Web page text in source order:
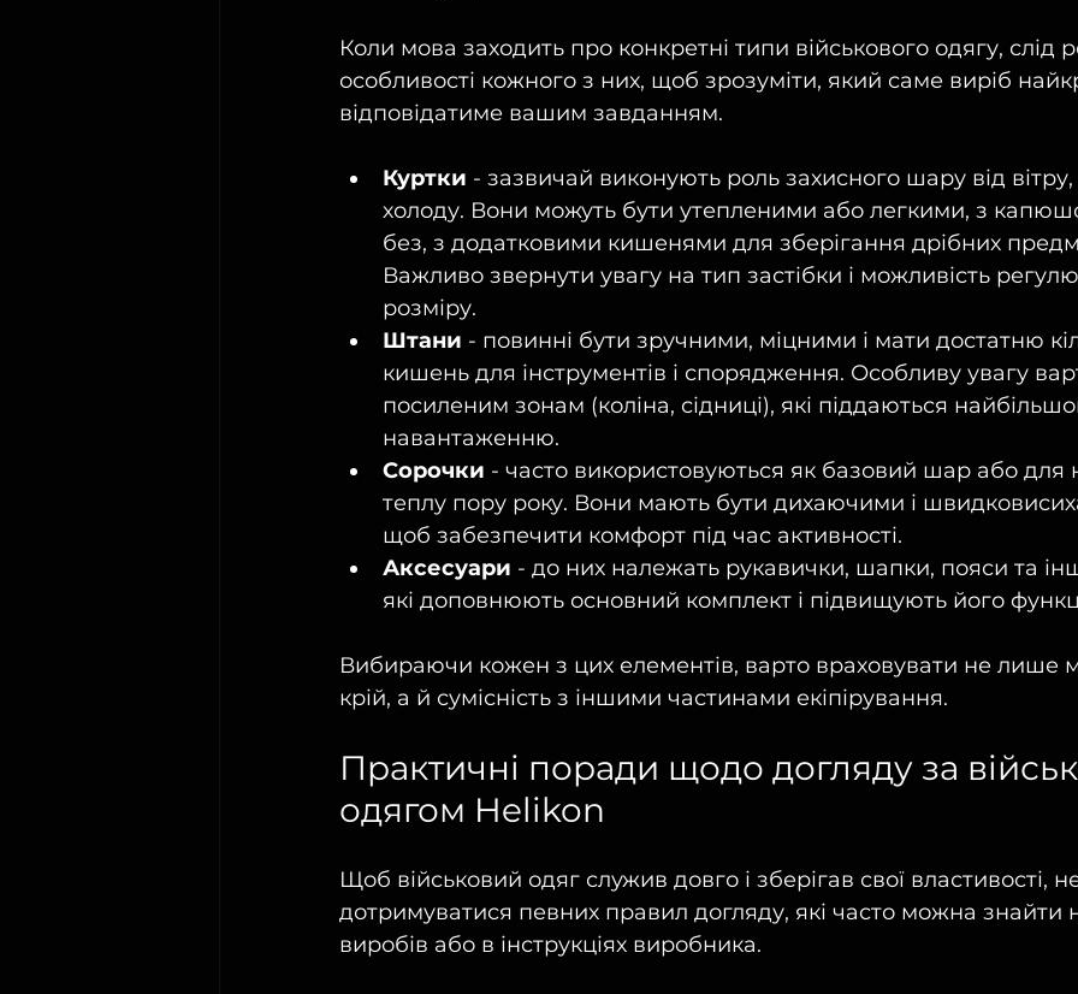
Коли мова заходить про конкретні типи військового одягу, слід
особливості кожного з них, щоб зрозуміти, який саме виріб
відповідатиме вашим завданням.
Куртки - зазвичай виконують роль захисного шару від
холоду. Вони можуть бути утепленими або легкими, з
без, з додатковими кишенями для зберігання дрібних
Важливо звернути увагу на тип застібки і можливість
розміру.
Штани - повинні бути зручними, міцними і мати достатню
кишень для інструментів і спорядження. Особливу увагу
посиленим зонам (коліна, сідниці), які піддаються
навантаженню.
Сорочки - часто використовуються як базовий шар або для
теплу пору року. Вони мають бути дихаючими і
щоб забезпечити комфорт під час активності.
Аксесуари - до них належать рукавички, шапки, пояси та
які доповнюють основний комплект і підвищують його
Вибираючи кожен з цих елементів, варто враховувати не лише
крій, а й сумісність з іншими частинами екіпірування.
Практичні поради щодо догляду за
одягом Helikon
Щоб військовий одяг служив довго і зберігав свої властивості,
дотримуватися певних правил догляду, які часто можна знайти
виробів або в інструкціях виробника.